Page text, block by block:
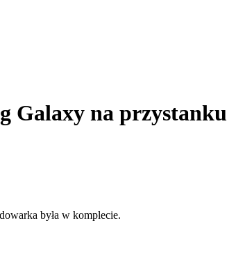
Galaxy na przystanku
była w komplecie.